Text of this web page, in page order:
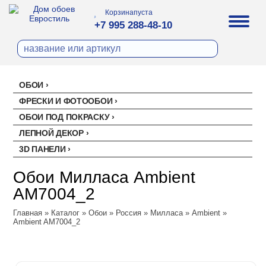
Корзинапуста
+7 995 288-48-10
ОБОИ
Все обои
Палитра
Палитра
Erismann
Erismann
Артекс
Ateliero
Милласа
Ambient
Ambient Vol.2
Ambient Vol.3
ФРЕСКИ И ФОТООБОИ
ОБОИ ПОД ПОКРАСКУ
Стеклохолст малярный
Ремонтный флизелин
ЛЕПНОЙ ДЕКОР
Перфект
3D ПАНЕЛИ
Панели под покраску
Цветные панели
Обои Милласа Ambient
AM7004_2
Главная » Каталог »Обои » Россия » Милласа»Ambient »
Ambient AM7004_2